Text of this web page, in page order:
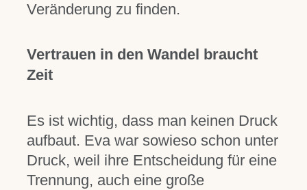
Veränderung zu finden.
Vertrauen in den Wandel braucht
Zeit
Es ist wichtig, dass man keinen Druck
aufbaut. Eva war sowieso schon unter
Druck, weil ihre Entscheidung für eine
Trennung, auch eine große